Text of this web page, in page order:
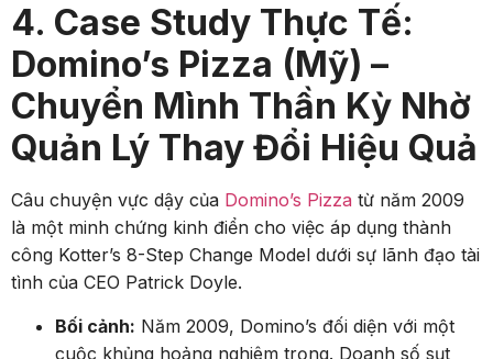
4. Case Study Thực Tế:
Domino’s Pizza (Mỹ) –
Chuyển Mình Thần Kỳ Nhờ
Quản Lý Thay Đổi Hiệu Quả
Câu chuyện vực dậy của Domino’s Pizza từ năm 2009
là một minh chứng kinh điển cho việc áp dụng thành
công Kotter’s 8-Step Change Model dưới sự lãnh đạo tài
tình của CEO Patrick Doyle.
Bối cảnh: Năm 2009, Domino’s đối diện với một
cuộc khủng hoảng nghiêm trọng. Doanh số sụt